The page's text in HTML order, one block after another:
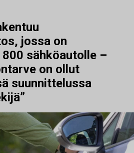
jossa on
sähköautolle –
on ollut
suunnittelussa